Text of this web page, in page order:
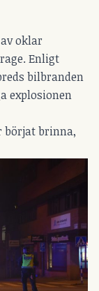
oklar
Enligt
bilbranden
explosionen
börjat brinna,